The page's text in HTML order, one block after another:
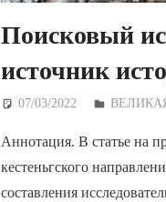
Поисковый
источник
07/03/2022
Аннотация. В статье на
кестеньгского
составления